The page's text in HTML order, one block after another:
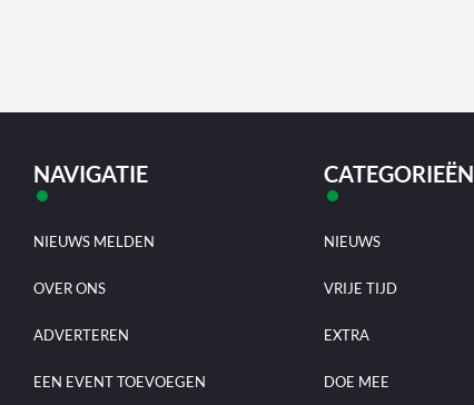
NAVIGATIE
NIEUWS MELDEN
OVER ONS
ADVERTEREN
EEN EVENT TOEVOEGEN
CATEGORIEËN
NIEUWS
VRIJE TIJD
EXTRA
DOE MEE